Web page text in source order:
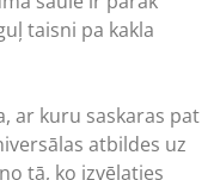
taisni pa kakla
ar kuru saskaras pat
atbildes uz
tā, ko izvēlaties